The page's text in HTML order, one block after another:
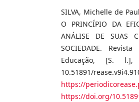
SILVA, Michelle de
O PRINCÍPIO DA
ANÁLISE DE SUAS
SOCIEDADE.
Educação, [S.
10.51891/
https://
https://doi.org/